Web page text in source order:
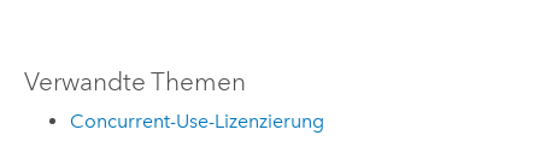
Verwandte Themen
Concurrent-Use-Lizenzierung